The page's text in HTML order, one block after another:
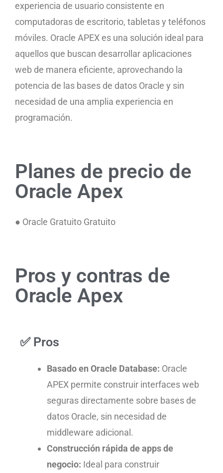
experiencia de usuario consistente en
computadoras de escritorio, tabletas y teléfonos
móviles. Oracle APEX es una solución ideal para
aquellos que buscan desarrollar aplicaciones
web de manera eficiente, aprovechando la
potencia de las bases de datos Oracle y sin
necesidad de una amplia experiencia en
programación.
Planes de precio de
Oracle Apex
● Oracle Gratuito Gratuito
Pros y contras de
Oracle Apex
✅ Pros
Basado en Oracle Database: Oracle
APEX permite construir interfaces web
seguras directamente sobre bases de
datos Oracle, sin necesidad de
middleware adicional.
Construcción rápida de apps de
negocio: Ideal para construir